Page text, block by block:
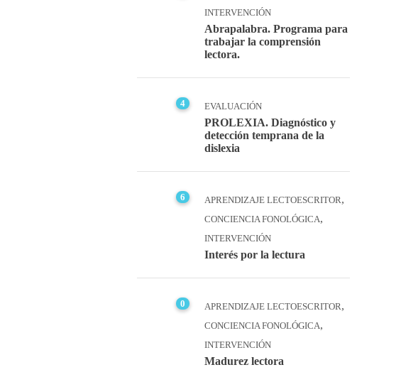
INTERVENCIÓN
Abrapalabra. Programa para
trabajar la comprensión
lectora.
4 EVALUACIÓN
PROLEXIA. Diagnóstico y
detección temprana de la
dislexia
6 APRENDIZAJE LECTOESCRITOR,
CONCIENCIA FONOLÓGICA,
INTERVENCIÓN
Interés por la lectura
0 APRENDIZAJE LECTOESCRITOR,
CONCIENCIA FONOLÓGICA,
INTERVENCIÓN
Madurez lectora